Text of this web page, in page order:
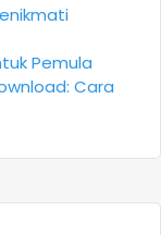
Pemula
Cara